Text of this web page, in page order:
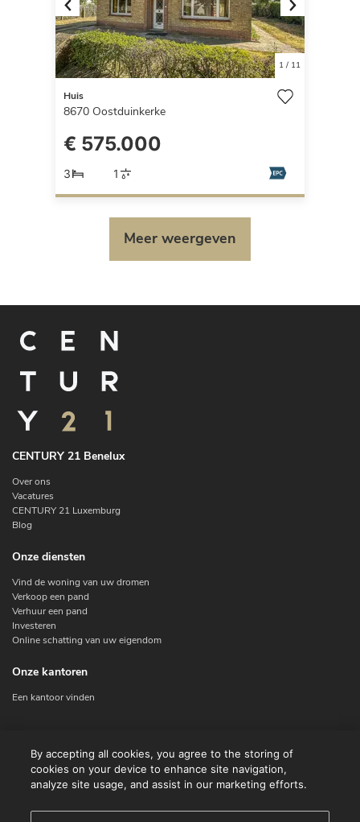
Previous Next
1/ 11
Huis
8670 Oostduinkerke
€ 575.000
3 1
Meer weergeven
CENTURY 21 Benelux
Over ons
Vacatures
CENTURY 21 Luxemburg
Blog
Onze diensten
Vind de woning van uw dromen
Verkoop een pand
Verhuur een pand
Investeren
Online schatting van uw eigendom
Onze kantoren
Een kantoor vinden
Contact
Facebook
By accepting all cookies, you agree to the storing of
cookies on your device to enhance site navigation,
analyze site usage, and assist in our marketing efforts.